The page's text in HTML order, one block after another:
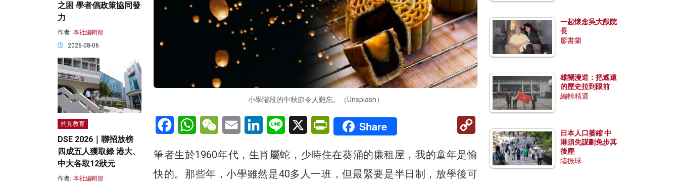
小學階段的中秋節令人難忘。（Unsplash）
FacebookWhatsAppWeChatEmail LinkedInLine X PrintFriendly
Share
筆者生於1960年代，生肖屬蛇，少時住在葵涌的廉租屋，我的童年是愉
快的。那些年，小學雖然是40多人一班，但最緊要是半日制，放學後可
之困 學者倡政策協同發
力
作者: 本社編輯部
2026-08-06
灼見教育
DSE 2026｜聯招放榜
四成五人獲取錄 港大、
中大各取12狀元
作者: 本社編輯部
一起懷念吳大猷院
長
廖書蘭
雄關漫道：把遙遠
的歷史拉到眼前
編輯精選
日本人口萎縮 中
港須先謀劃免步其
後塵
陸振球